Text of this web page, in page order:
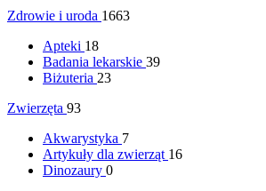
Zdrowie i uroda 1663
Apteki 18
Badania lekarskie 39
Biżuteria 23
Zwierzęta 93
Akwarystyka 7
Artykuły dla zwierząt 16
Dinozaury 0